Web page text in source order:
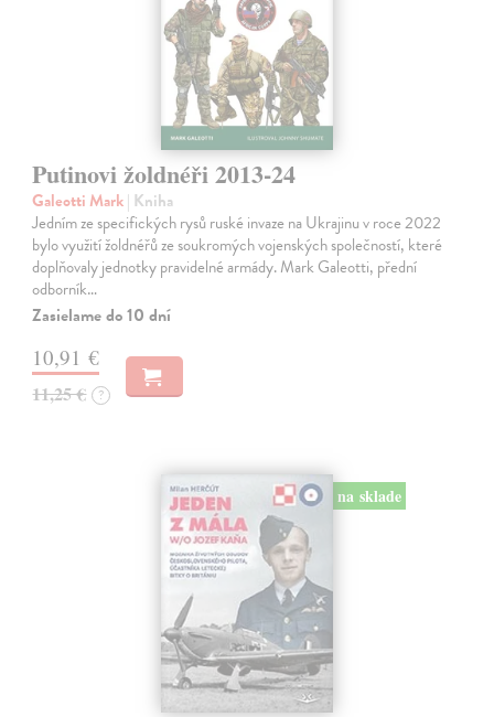
Putinovi žoldnéři 2013-24
Galeotti Mark| Kniha
Jedním ze specifických rysů ruské invaze na Ukrajinu v roce 2022
bylo využití žoldnéřů ze soukromých vojenských společností, které
doplňovaly jednotky pravidelné armády. Mark Galeotti, přední
odborník…
Zasielame do 10 dní
10,91 €
11,25 € ?
na sklade